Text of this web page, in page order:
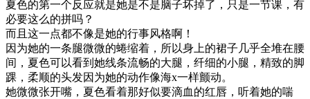
夏色的第一个反应就是她是不是脑子坏掉了，只是一节课，有
必要这么的拼吗？
而且这一点都不像是她的行事风格啊！
因为她的一条腿微微的蜷缩着，所以身上的裙子几乎全堆在腰
间，夏色可以看到她线条流畅的大腿，纤细的小腿，精致的脚
踝，柔顺的头发因为她的动作像海x一样颤动。
她微微张开嘴，夏色看着那好似要滴血的红唇，听着她的喘